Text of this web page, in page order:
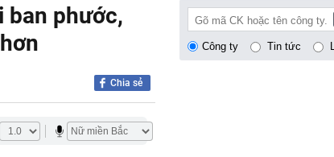
nhất Việt Nam
cả Vinhomes,
ban phước,
Chia sẻ
Công ty Tin tức